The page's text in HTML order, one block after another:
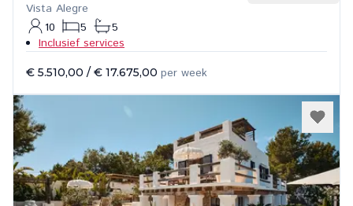
Vista Alegre
10
5
5
Inclusief services
€ 5.510,00 / € 17.675,00 per week